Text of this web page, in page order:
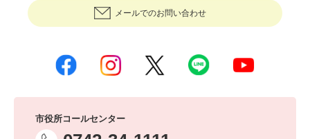
メールでのお問い合わせ
市役所コールセンター